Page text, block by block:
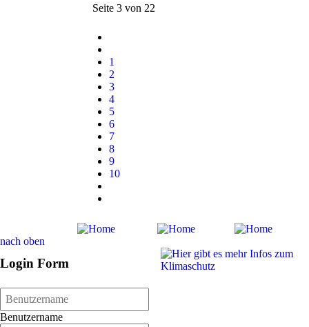
Seite 3 von 22
1
2
3
4
5
6
7
8
9
10
nach oben
Login Form
Benutzername